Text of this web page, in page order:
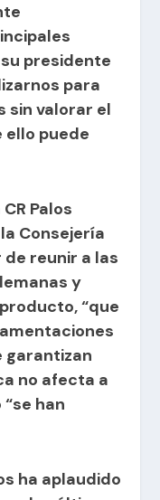
presidente
para
sin valorar el
ello puede
Palos
Consejería
reunir a las
y
“que
garantizan
no afecta a
han
ha aplaudido